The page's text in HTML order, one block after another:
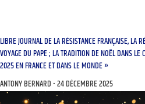
LIBRE JOURNAL DE LA RÉSISTANCE FRANÇAISE,
VOYAGE DU PAPE ; LA TRADITION DE NOËL DANS LE
2025 EN FRANCE ET DANS LE MONDE »
ANTONY BERNARD 24 DÉCEMBRE 2025